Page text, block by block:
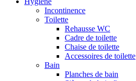
Incontinence
Toilette
Rehausse WC
Cadre de toilette
Chaise de toilette
Accessoires de toilette
Bain
Planches de bain